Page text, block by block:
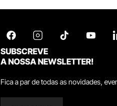
SUBSCREVE
A NOSSA NEWSLETTER!
Fica a par de todas as novidades,